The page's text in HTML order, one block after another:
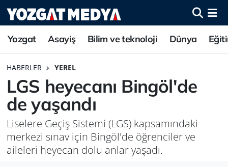
Yozgat Asayiş Bilim ve teknoloji Dünya
HABERLER YEREL
LGS heyecanı Bingöl'de
de yaşandı
Liselere Geçiş Sistemi (LGS) kapsamındaki
merkezi sınav için Bingöl'de öğrenciler ve
aileleri heyecan dolu anlar yaşadı.